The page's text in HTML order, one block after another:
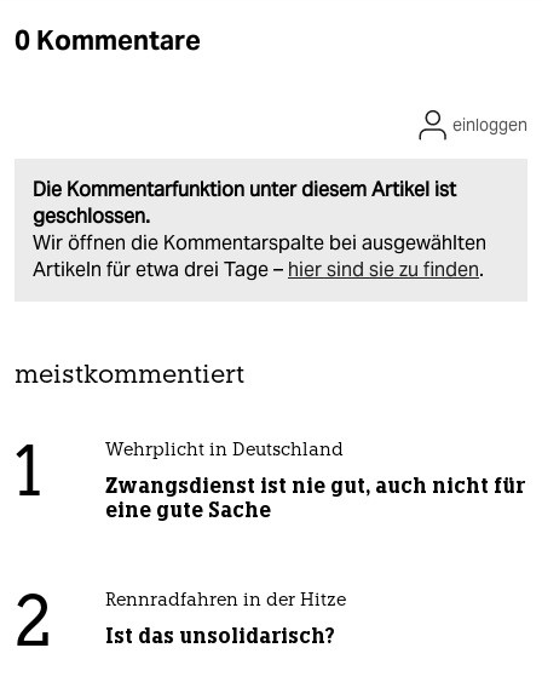
0 Kommentare
Die Kommentarfunktion unter diesem Artikel ist
geschlossen.
Wir öffnen die Kommentarspalte bei ausgewählten
Artikeln für etwa drei Tage – hier sind sie zu finden.
einloggen
meistkommentiert
1 Wehrplicht in Deutschland
Zwangsdienst ist nie gut, auch nicht für
eine gute Sache
2 Rennradfahren in der Hitze
Ist das unsolidarisch?